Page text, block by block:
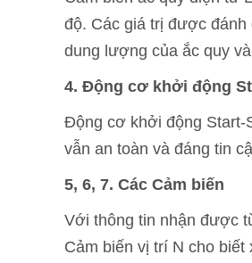
độ. Các giá trị được
dung lượng của ắc quy
4. Động cơ khởi động
Động cơ khởi động Start-
vẫn an toàn và đáng tin
5, 6, 7. Các Cảm biến
Với thông tin nhận được
Cảm biến vị trí N cho biết